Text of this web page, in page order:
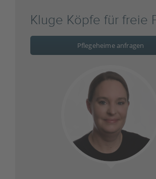
Kluge Köpfe für freie
Pflegeheime anfragen